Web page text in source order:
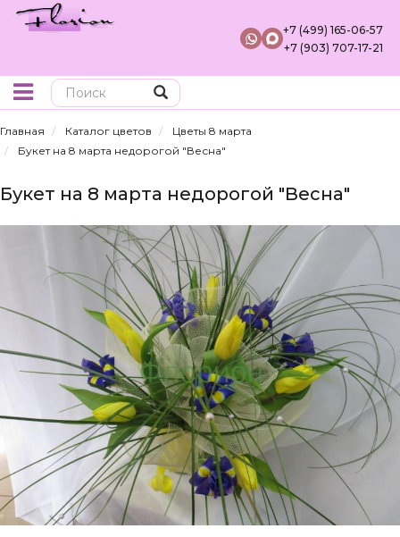
+7 (499) 165-06-57
+7 (903) 707-17-21
Главная Каталог цветов
Цветы 8 марта
Букет на 8 марта недорогой "Весна"
Букет на 8 марта недорогой "Весна"